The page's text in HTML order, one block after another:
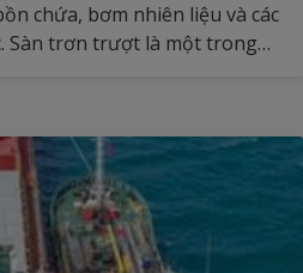
chứa, bơm nhiên liệu và các
Sàn trơn trượt là một trong
sàn chống trơn trượt của